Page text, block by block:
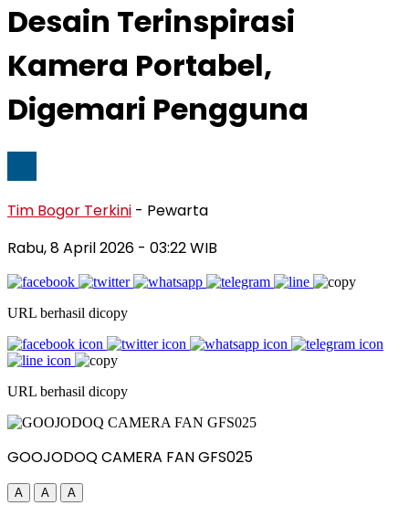
Desain Terinspirasi
Kamera Portabel,
Digemari Pengguna
Tim Bogor Terkini - Pewarta
Rabu, 8 April 2026 - 03:22 WIB
URL berhasil dicopy
URL berhasil dicopy
GOOJODOQ CAMERA FAN GFS025
A A A